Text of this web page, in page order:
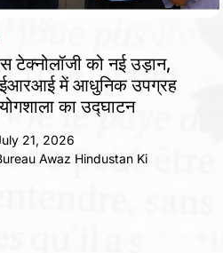
टेक्नोलॉजी को नई उड़ान,
में आधुनिक उपग्रह
का उद्घाटन
21, 2026
Awaz Hindustan Ki